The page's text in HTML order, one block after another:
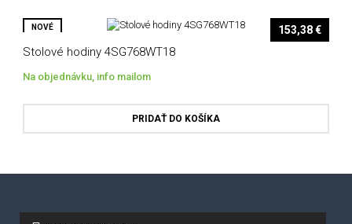
NOVÉ
Stolové hodiny 4SG768WT18
Na objednávku, info mailom
153,38 €
PRIDAŤ DO KOŠÍKA